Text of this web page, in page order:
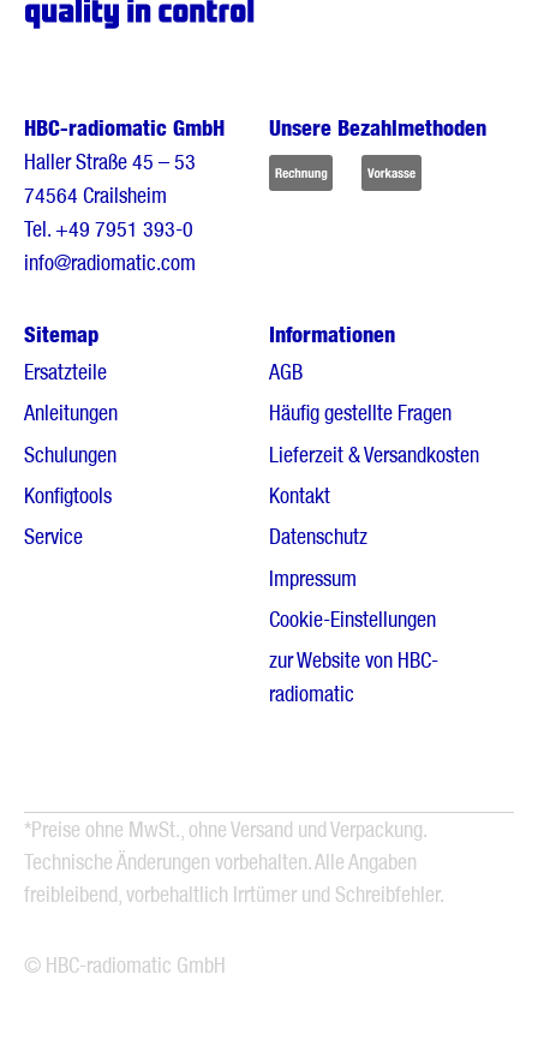
HBC-radiomatic GmbH
Haller Straße 45 – 53
74564 Crailsheim
Tel.+49 7951 393-0
info@radiomatic.com
Unsere Bezahlmethoden
Sitemap
Ersatzteile
Anleitungen
Schulungen
Konfigtools
Service
Informationen
AGB
Häufig gestellte Fragen
Lieferzeit & Versandkosten
Kontakt
Datenschutz
Impressum
Cookie-Einstellungen
zur Website von HBC-
radiomatic
*Preise ohne MwSt., ohne Versand und Verpackung.
Technische Änderungen vorbehalten. Alle Angaben
freibleibend, vorbehaltlich Irrtümer und Schreibfehler.
© HBC-radiomatic GmbH